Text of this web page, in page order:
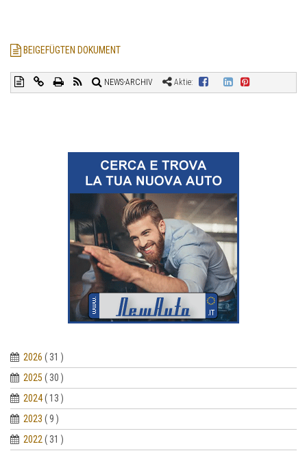
BEIGEFÜGTEN DOKUMENT
NEWS-ARCHIV Aktie:
2026 ( 31 )
2025 ( 30 )
2024( 13 )
2023 ( 9 )
2022 ( 31 )